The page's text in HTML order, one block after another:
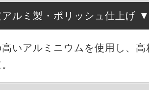
ルミ製・ポリッシュ仕上げ
いアルミニウムを使用し、